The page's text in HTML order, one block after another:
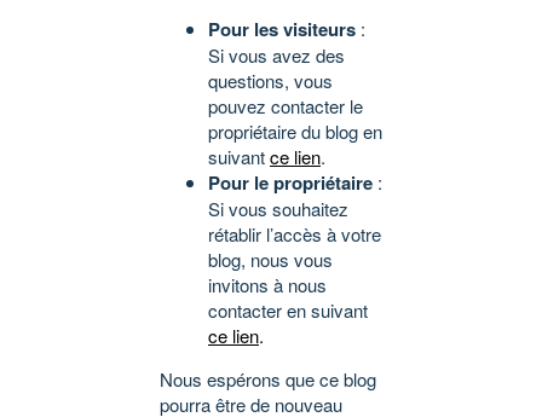
Pour les visiteurs :
Si vous avez des
questions, vous
pouvez contacter le
propriétaire du blog en
suivantce lien.
Pour le propriétaire :
Si vous souhaitez
rétablir l’accès à votre
blog, nous vous
invitons à nous
contacter en suivant
ce lien.
Nous espérons que ce blog
pourra être de nouveau